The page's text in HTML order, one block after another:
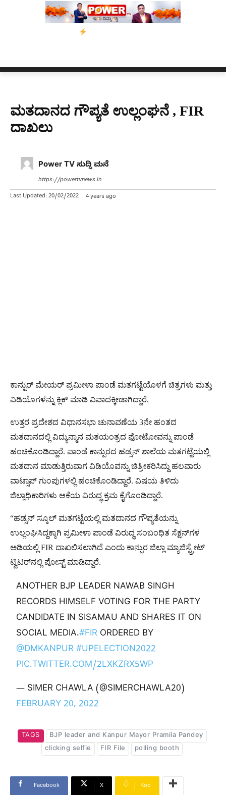
ಬೀರೇನ್ ಸಿಂಗ್ ಅವರ ಆಡಿಯೋ ಕ್ಲಿಪ್ ಅನ್ನು
ಮತದಾನದ ಗೌಪ್ಯತೆ ಉಲ್ಲಂಘನೆ , FIR
ದಾಖಲು
Power TV ಸುದ್ದಿ ಮನೆ
https://powertvnews.in
Last Updated: 20/02/2022 4 years ago
ಕಾನ್ಪುರ್ ಮೇಯರ್ ಪ್ರಮೀಳಾ ಪಾಂಡೆ ಮತಗಟ್ಟೆಯೊಳಗೆ ಚಿತ್ರಗಳು ಮತ್ತು
ವಿಡಿಯೊಗಳನ್ನು ಕ್ಲಿಕ್ ಮಾಡಿ ವಿವಾದಕ್ಕೀಡಾಗಿದ್ದಾರೆ.
ಉತ್ತರ ಪ್ರದೇಶದ ವಿಧಾನಸಭಾ ಚುನಾವಣೆಯ 3ನೇ ಹಂತದ
ಮತದಾನದಲ್ಲಿ ವಿದ್ಯುನ್ಮಾನ ಮತಯಂತ್ರದ ಫೋಟೋವನ್ನು ಪಾಂಡೆ
ಹಂಚಿಕೊಂಡಿದ್ದಾರೆ. ಪಾಂಡೆ ಕಾನ್ಪುರದ ಹಡ್ಸನ್ ಶಾಲೆಯ ಮತಗಟ್ಟೆಯಲ್ಲಿ
ಮತದಾನ ಮಾಡುತ್ತಿರುವಾಗ ವಿಡಿಯೊವನ್ನು ಚಿತ್ರೀಕರಿಸಿದ್ದು ಹಲವಾರು
ವಾಟ್ಸಾಪ್ ಗುಂಪುಗಳಲ್ಲಿ ಹಂಚಿಕೊಂಡಿದ್ದಾರೆ. ವಿಷಯ ತಿಳಿದು
ಜಿಲ್ಲಾಧಿಕಾರಿಗಳು ಆಕೆಯ ವಿರುದ್ಧ ಕ್ರಮ ಕೈಗೊಂಡಿದ್ದಾರೆ.
“ಹಡ್ಸನ್ ಸ್ಕೂಲ್ ಮತಗಟ್ಟೆಯಲ್ಲಿ ಮತದಾನದ ಗೌಪ್ಯತೆಯನ್ನು
ಉಲ್ಲಂಘಿಸಿದ್ದಕ್ಕಾಗಿ ಪ್ರಮೀಳಾ ಪಾಂಡೆ ವಿರುದ್ಧ ಸಂಬಂಧಿತ ಸೆಕ್ಷನ್‌ಗಳ
ಅಡಿಯಲ್ಲಿ FIR ದಾಖಲಿಸಲಾಗಿದೆ ಎಂದು ಕಾನ್ಪುರ ಜಿಲ್ಲಾ ಮ್ಯಾಜಿಸ್ಟ್ರೇಟ್
ಟ್ವಿಟರ್‌ನಲ್ಲಿ ಪೋಸ್ಟ್ ಮಾಡಿದ್ದಾರೆ.
ANOTHER BJP LEADER NAWAB SINGH
RECORDS HIMSELF VOTING FOR THE PARTY
CANDIDATE IN SISAMAU AND SHARES IT ON
SOCIAL MEDIA.#FIR ORDERED BY
@DMKANPUR #UPELECTION2022
PIC.TWITTER.COM/2LXKZRX5WP
— SIMER CHAWLA (@SIMERCHAWLA20)
FEBRUARY 20, 2022
TAGS
BJP leader and Kanpur Mayor Pramila Pandey
clicking selfie
FIR File polling booth
Facebook X Koo